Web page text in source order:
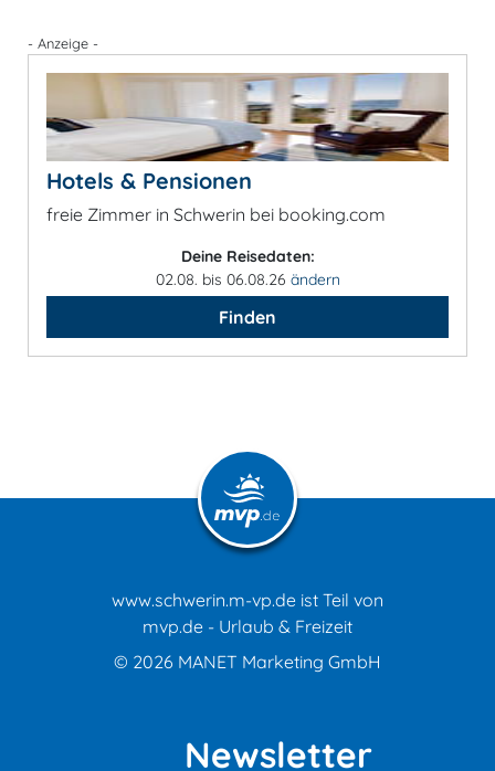
- Anzeige -
Hotels & Pensionen
freie Zimmer in Schwerin bei booking.com
Deine Reisedaten:
02.08. bis 06.08.26 ändern
Finden
www.schwerin.m-vp.de ist Teil von
mvp.de - Urlaub & Freizeit
© 2026 MANET Marketing GmbH
Newsletter